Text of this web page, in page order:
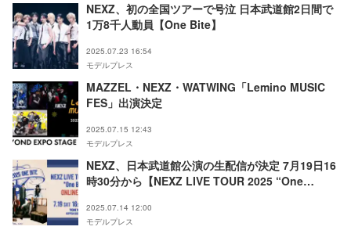
NEXZ、初の全国ツアーで号泣 日本武道館2日間で
1万8千人動員【One Bite】
2025.07.23 16:54
モデルプレス
MAZZEL・NEXZ・WATWING「Lemino MUSIC
FES」出演決定
2025.07.15 12:43
モデルプレス
NEXZ、日本武道館公演の生配信が決定 7月19日16
時30分から【NEXZ LIVE TOUR 2025 “One
2025.07.14 12:00
モデルプレス